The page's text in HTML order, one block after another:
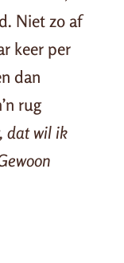
Niet zo af
keer per
dan
rug
dat wil ik